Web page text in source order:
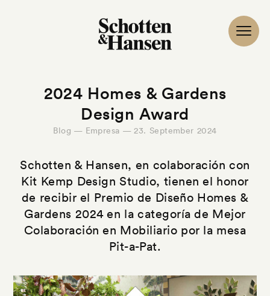
2024 Homes & Gardens
Design Award
Blog — Empresa — 23. September 2024
Schotten & Hansen, en colaboración con
Kit Kemp Design Studio, tienen el honor
de recibir el Premio de Diseño Homes &
Gardens 2024 en la categoría de Mejor
Colaboración en Mobiliario por la mesa
Pit-a-Pat.